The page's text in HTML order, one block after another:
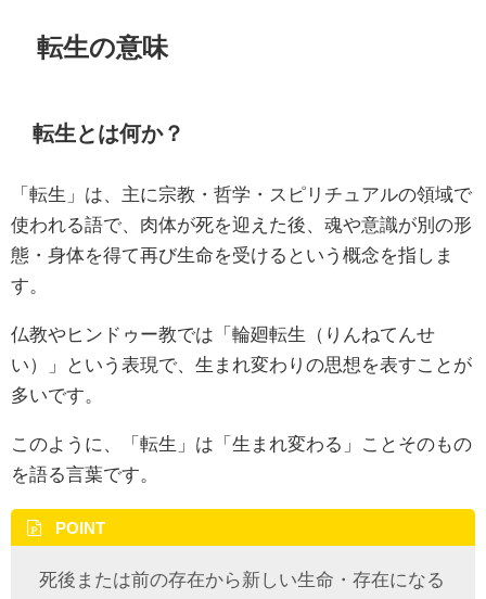
転生の意味
転生とは何か？
「転生」は、主に宗教・哲学・スピリチュアルの領域で
使われる語で、肉体が死を迎えた後、魂や意識が別の形
態・身体を得て再び生命を受けるという概念を指しま
す。
仏教やヒンドゥー教では「輪廻転生（りんねてんせ
い）」という表現で、生まれ変わりの思想を表すことが
多いです。
このように、「転生」は「生まれ変わる」ことそのもの
を語る言葉です。
POINT
死後または前の存在から新しい生命・存在になる